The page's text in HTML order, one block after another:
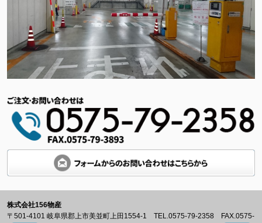
株式会社156物産
〒501-4101 岐阜県郡上市美並町上田1554-1 TEL.0575-79-2358 FAX.0575-